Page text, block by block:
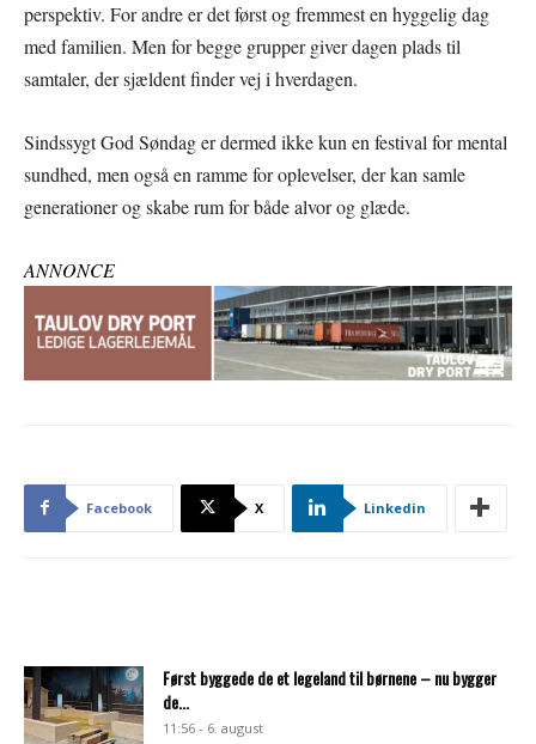
perspektiv. For andre er det først og fremmest en hyggelig dag
med familien. Men for begge grupper giver dagen plads til
samtaler, der sjældent finder vej i hverdagen.
Sindssygt God Søndag er dermed ikke kun en festival for mental
sundhed, men også en ramme for oplevelser, der kan samle
generationer og skabe rum for både alvor og glæde.
ANNONCE
Facebook X Linkedin
Først byggede de et legeland til børnene – nu bygger
de...
11:56 - 6. august